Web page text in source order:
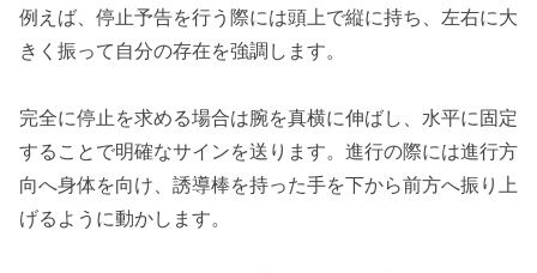
例えば、停止予告を行う際には頭上で縦に持ち、左右に大
きく振って自分の存在を強調します。
完全に停止を求める場合は腕を真横に伸ばし、水平に固定
することで明確なサインを送ります。進行の際には進行方
向へ身体を向け、誘導棒を持った手を下から前方へ振り上
げるように動かします。